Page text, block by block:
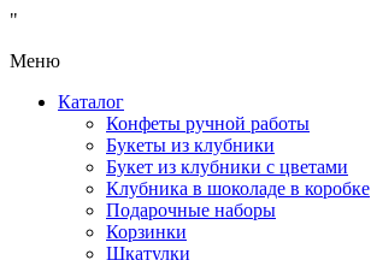
"
Меню
Каталог
Конфеты ручной работы
Букеты из клубники
Букет из клубники с цветами
Клубника в шоколаде в коробке
Подарочные наборы
Корзинки
Шкатулки